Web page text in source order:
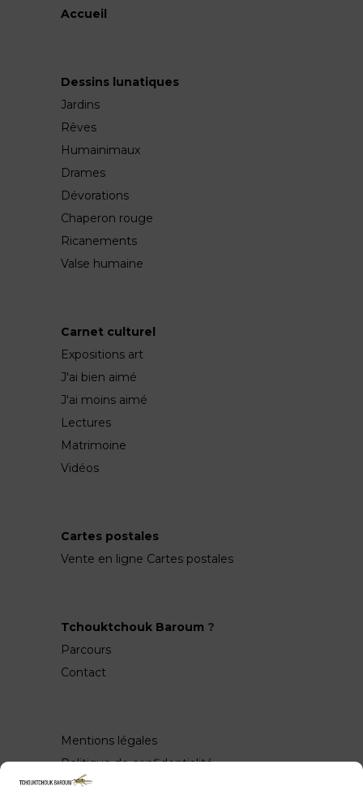
Accueil
Dessins lunatiques
Jardins
Rêves
Humainimaux
Drames
Dévorations
Chaperon rouge
Ricanements
Valse humaine
Carnet culturel
Expositions art
J'ai bien aimé
J'ai moins aimé
Lectures
Matrimoine
Vidéos
Cartes postales
Vente en ligne Cartes postales
Tchouktchouk Baroum ?
Parcours
Contact
Mentions légales
Politique de confidentialité